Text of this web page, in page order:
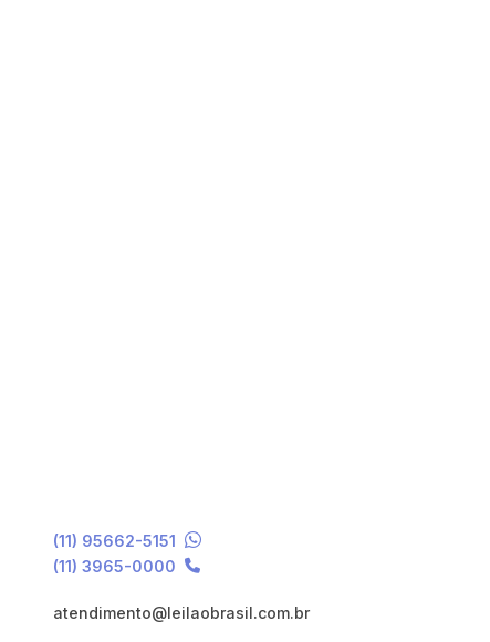
(11) 95662-5151
(11) 3965-0000
atendimento@leilaobrasil.com.br